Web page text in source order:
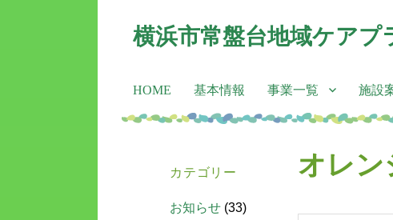
横浜市常盤台地域ケアプ
HOME 基本情報 事業一覧 施設
オレン
カテゴリー
お知らせ (33)